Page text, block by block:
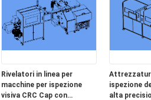
Rivelatori in linea per
macchine per ispezione
visiva CRC Cap con
ispezione
alta